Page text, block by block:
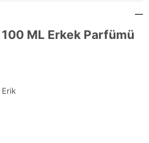
ML Erkek Parfümü